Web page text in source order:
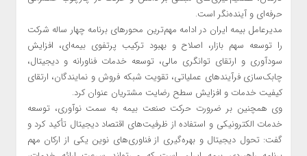
حرفه‌ای و آینده‌نگر است.
مدیرعامل بیمه ایران در ادامه مهم‌ترین محورهای برنامه چهار ساله شرکت
را توسعه سهم بازار، اصلاح و بهبود ترکیب پرتفوی بیمه‌ای، افزایش
سودآوری و ارتقای توانگری مالی، توسعه خدمات فناورانه و دیجیتال،
چابک‌سازی فرآیندهای عملیاتی، تقویت شبکه فروش و نمایندگان، ارتقای
کیفیت خدمات و افزایش سطح رضایت مشتریان عنوان کرد.
وی همچنین بر ضرورت حرکت صنعت بیمه به سمت نوآوری، توسعه
خدمات الکترونیکی و استفاده از ظرفیت‌های اقتصاد دیجیتال تأکید کرد و
گفت: تحول دیجیتال و بهره‌گیری از فناوری‌های نوین یکی از ارکان مهم